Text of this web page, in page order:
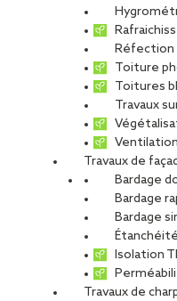
Réfection
Toiture
Toitures
Travaux
Travaux de
Bardage
Bardage
Bardage
Isolation
Travaux de
chez
PARTAGER
02 septembre 2022